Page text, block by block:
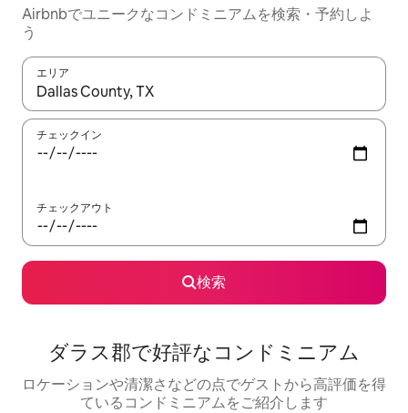
Airbnbでユニークなコンドミニアムを検索・予約しよ
う
エリア
検索結果が表示されたら、上下の矢印キーを使って移動するか
チェックイン
チェックアウト
検索
ダラス郡で好評なコンドミニアム
ロケーションや清潔さなどの点でゲストから高評価を得
ているコンドミニアムをご紹介します